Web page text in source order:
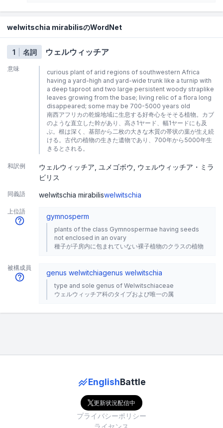
welwitschia mirabilisのWordNet
1 名詞 ウェルウィッチア
意味
curious plant of arid regions of southwestern Africa
having a yard-high and yard-wide trunk like a turnip with
a deep taproot and two large persistent woody straplike
leaves growing from the base; living relic of a flora long
disappeared; some may be 700-5000 years old
南西アフリカの乾燥地域に生息する好奇心をそそる植物。カブ
のような直立した幹があり、高さ1ヤード、幅1ヤードにも及
ぶ。根は深く、基部から二枚の大きな木質の帯状の葉が生え続
ける。古代の植物の生きた遺物であり、700年から5000年生
きるとされる。
和訳例 ウェルウィッチア ユメゴボウ
ウェルウィッチア・ミラ
ビリス
同義語 welwitschia mirabiliswelwitschia
上位語
gymnosperm
plants of the class Gymnospermae having seeds
not enclosed in an ovary
種子が子房内に包まれていない裸子植物のクラスの植物
被構成員
genus welwitchiagenus welwitschia
type and sole genus of Welwitschiaceae
ウェルウィッチア科のタイプおよび唯一の属
EnglishBattle
更新状況配信中
プライバシーポリシー
ライセンス